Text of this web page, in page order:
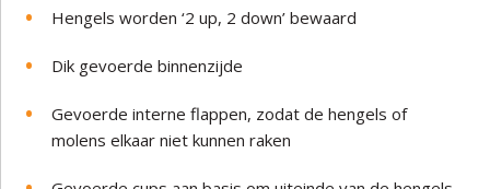
Hengels worden ‘2 up, 2 down’ bewaard
Dik gevoerde binnenzijde
Gevoerde interne flappen, zodat de hengels of
molens elkaar niet kunnen raken